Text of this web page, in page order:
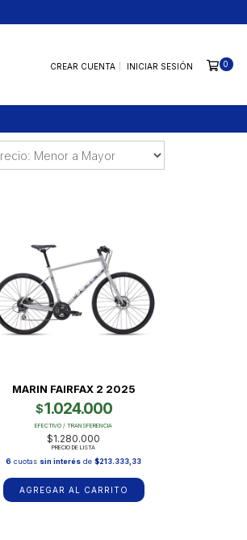
CREAR CUENTA INICIAR SESIÓN 0
MARIN FAIRFAX 2 2025
$1.024.000
EFECTIVO / TRANSFERENCIA
$1.280.000
PRECIO DE LISTA
6 cuotas sin interés de$213.333,33
AGREGAR AL CARRITO